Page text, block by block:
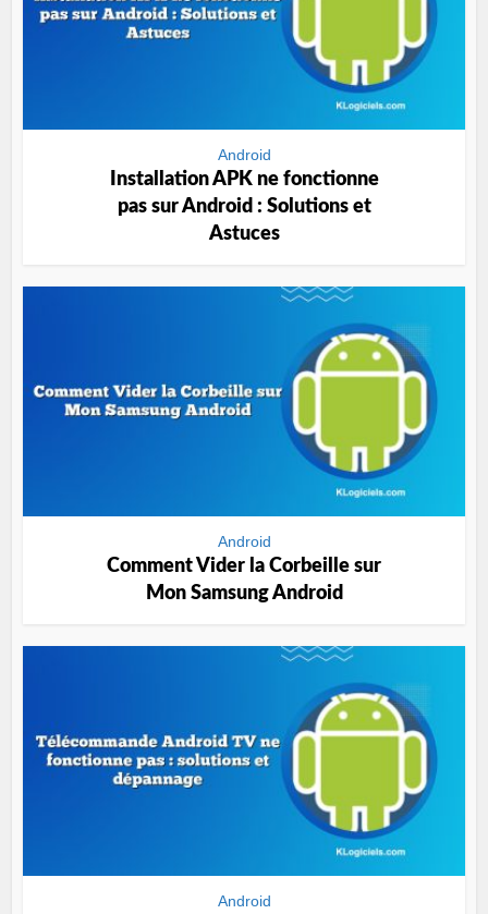
Android
Installation APK ne fonctionne
pas sur Android : Solutions et
Astuces
Android
Comment Vider la Corbeille sur
Mon Samsung Android
Android